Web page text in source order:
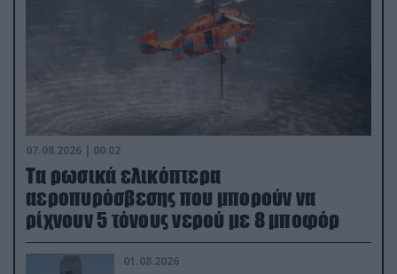
07.08.2026 | 00:02
Τα ρωσικά ελικόπτερα
αεροπυρόσβεσης που μπορούν να
ρίχνουν 5 τόνους νερού με 8 μποφόρ
01.08.2026